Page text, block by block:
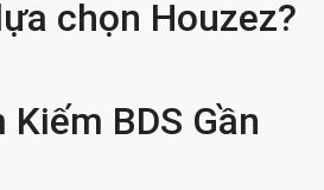
chọn Houzez?
Kiếm BDS Gần